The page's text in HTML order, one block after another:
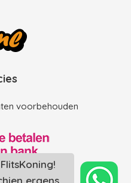
ergens
voorbehouden